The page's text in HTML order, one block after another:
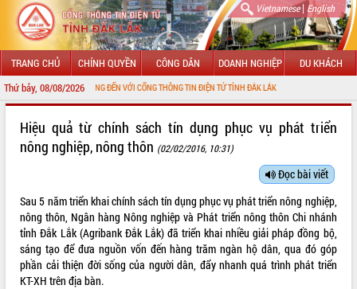
Vietnamese| English
TRANG CHỦ CHÍNH QUYỀN CÔNG DÂN DOANH NGHIỆP DU KHÁCH
Thứ bảy, 08/08/2026
CHÀO MỪNG ĐẾN VỚI CỔNG THÔNG TIN ĐIỆN TỬ TỈNH ĐẮK LẮK
LÃNH ĐẠO UBND TỈNH
SỞ, BAN, NGÀNH
UBND CÁC XÃ, PHƯỜNG
THÔNG TIN CHỈ ĐẠO ĐIỀU HÀNH
Hiệu quả từ chính sách tín dụng phục vụ phát triển
nông nghiệp, nông thôn (02/02/2016, 10:31)
Đọc bài viết
Sau 5 năm triển khai chính sách tín dụng phục vụ phát triển nông nghiệp,
nông thôn, Ngân hàng Nông nghiệp và Phát triển nông thôn Chi nhánh
tỉnh Đắk Lắk (Agribank Đắk Lắk) đã triển khai nhiều giải pháp đồng bộ,
sáng tạo để đưa nguồn vốn đến hàng trăm ngàn hộ dân, qua đó góp
phần cải thiện đời sống của người dân, đẩy nhanh quá trình phát triển
KT-XH trên địa bàn.